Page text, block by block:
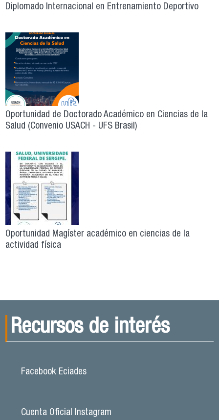
Diplomado Internacional en Entrenamiento Deportivo
Oportunidad de Doctorado Académico en Ciencias de la
Salud (Convenio USACH - UFS Brasil)
Oportunidad Magíster académico en ciencias de la
actividad física
Recursos de interés
Facebook Eciades
Cuenta Oficial Instagram